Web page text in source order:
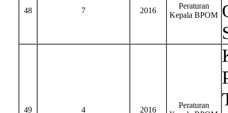
48 7 2016
Peraturan
Kepala BPOM
49 4 2016
Peraturan